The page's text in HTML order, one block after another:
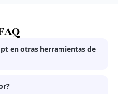
en otras herramientas de